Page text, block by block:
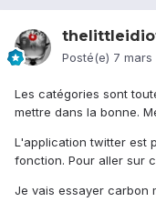
Posté(e) 7 mars
Les catégories sont
mettre dans la bonne.
L'application twitter est
fonction. Pour aller sur
Je vais essayer carbon